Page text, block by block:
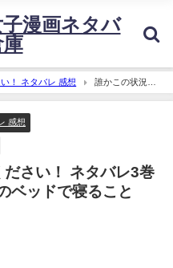
漫画ネタバ
庫
！ ネタバレ 感想
誰かこの状況を
那様と一緒のベッドで寝ることに？！
感想
さい！ ネタバレ3巻
ベッドで寝ること